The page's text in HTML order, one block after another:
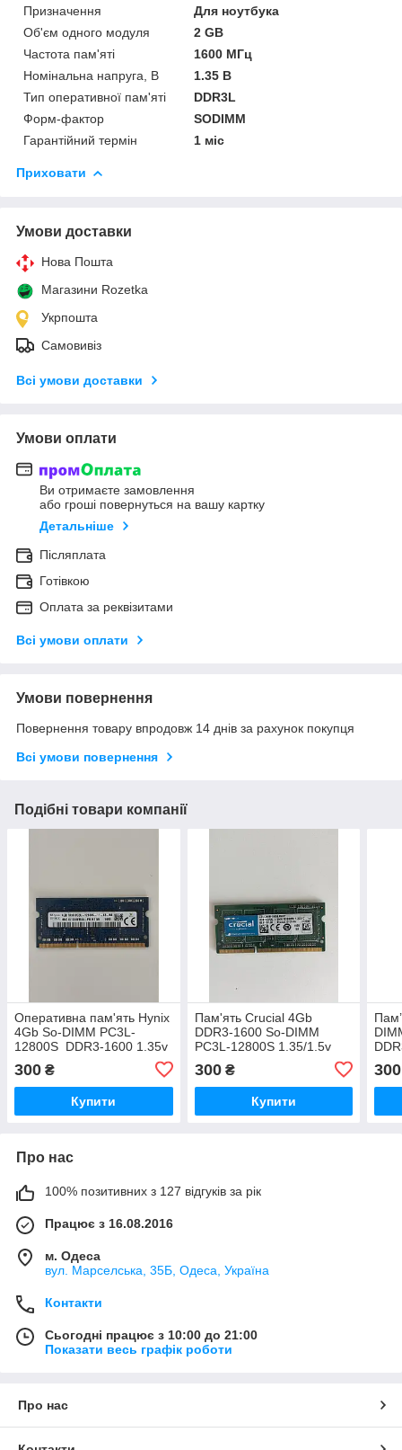
Призначення
Для ноутбука
Об'єм одного модуля
2 GB
Частота пам'яті
1600 МГц
Номінальна напруга, В
1.35 В
Тип оперативної пам'яті
DDR3L
Форм-фактор
SODIMM
Гарантійний термін
1 міс
Приховати
Умови доставки
Нова Пошта
Магазини Rozetka
Укрпошта
Самовивіз
Всі умови доставки
Умови оплати
Ви отримаєте замовлення
або гроші повернуться на вашу картку
Детальніше
Післяплата
Готівкою
Оплата за реквізитами
Всі умови оплати
Умови повернення
Повернення товару впродовж 14 днів за рахунок покупця
Всі умови повернення
Подібні товари компанії
Оперативна пам'ять Hynix
4Gb So-DIMM PC3L-
12800S DDR3-1600 1.35v
(HMT451S6BFR8A-PB)
300 ₴
Купити
Пам'ять Crucial 4Gb
DDR3-1600 So-DIMM
PC3L-12800S 1.35/1.5v
300₴
Купити
300
Про нас
100% позитивних з 127 відгуків за рік
Працює з 16.08.2016
м. Одеса
вул. Марселська, 35Б, Одеса, Україна
Контакти
Сьогодні працює з 10:00 до 21:00
Показати весь графік роботи
Про нас